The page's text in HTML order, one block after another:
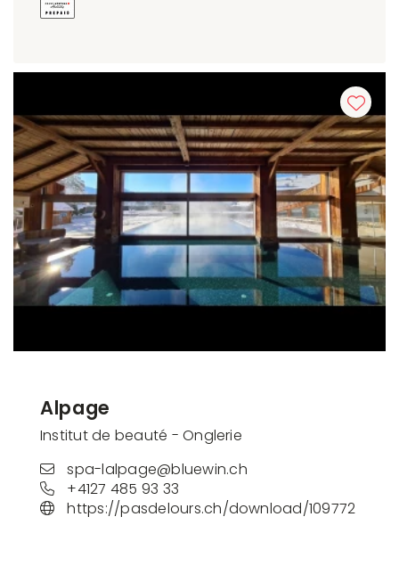
Alpage
Institut de beauté - Onglerie
spa-lalpage@bluewin.ch
+4127 485 93 33
https://pasdelours.ch/download/109772